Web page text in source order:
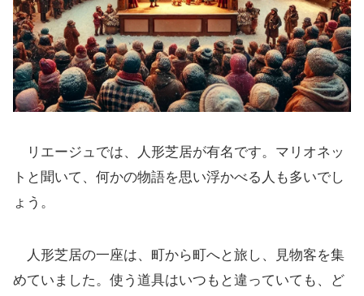
リエージュでは、人形芝居が有名です。マリオネッ
トと聞いて、何かの物語を思い浮かべる人も多いでし
ょう。
人形芝居の一座は、町から町へと旅し、見物客を集
めていました。使う道具はいつもと違っていても、ど